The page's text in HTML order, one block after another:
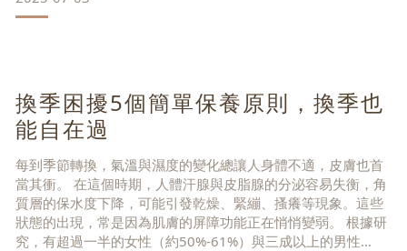
胺（Ceramides）是一種具有親水與親油雙重特性的脂質，約
換季困擾5個簡單保養原則，換季也
能自在過
每到季節轉換，氣溫與濕度的變化總讓人身體不適，皮膚也首
當其衝。 在這個時期，人體汗腺與皮脂腺的分泌容易失衡，角
質層的保水度下降，可能引發乾燥、緊繃、搔癢等現象。這些
狀態的出現，常是因為肌膚的屏障功能正在悄悄變弱。 根據研
究，有超過一半的女性（約50%-61%）與三成以上的男性